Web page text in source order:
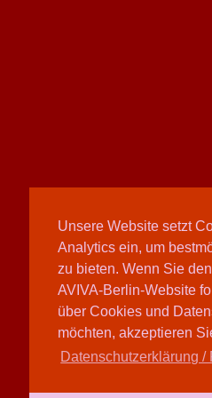
Unsere Website setzt
Analytics ein, um
zu bieten. Wenn Sie
AVIVA-Berlin-Website
über Cookies und
möchten, akzeptieren
Datenschutzerklärung /